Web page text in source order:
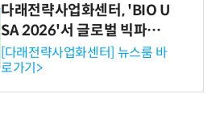
다래전략사업화센터, 'BIO U
SA 2026'서 글로벌 빅파마
와의 비즈니스 미팅 지원…K
-바이오 해외 진출 교두보 확
보
[다래전략사업화센터] 뉴스룸 바
로가기>